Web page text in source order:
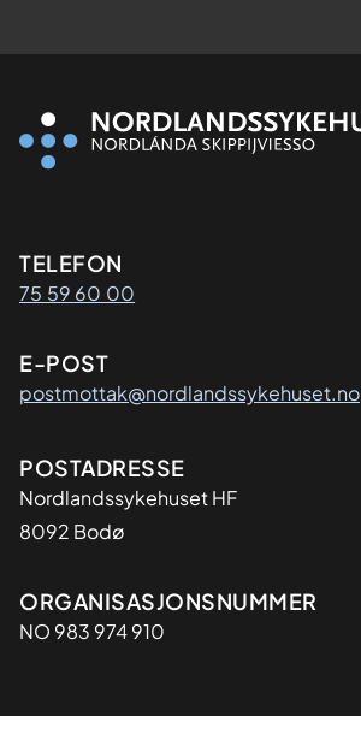
Kontaktinformasjon
TELEFON
75 59 60 00
E-POST
postmottak@nordlandssykehuset.no
Adresse
POSTADRESSE
Nordlandssykehuset HF
8092 Bodø
Organisasjon
ORGANISASJONSNUMMER
NO 983 974 910